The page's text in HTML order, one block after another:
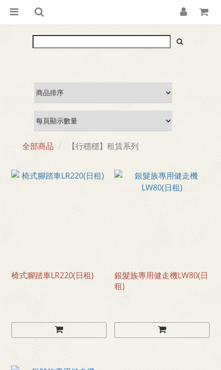
全部商品 【行穩穩】租賃系列
椅式腳踏車LR220(日租)
銀髮族專用健走機LW80(日
租)